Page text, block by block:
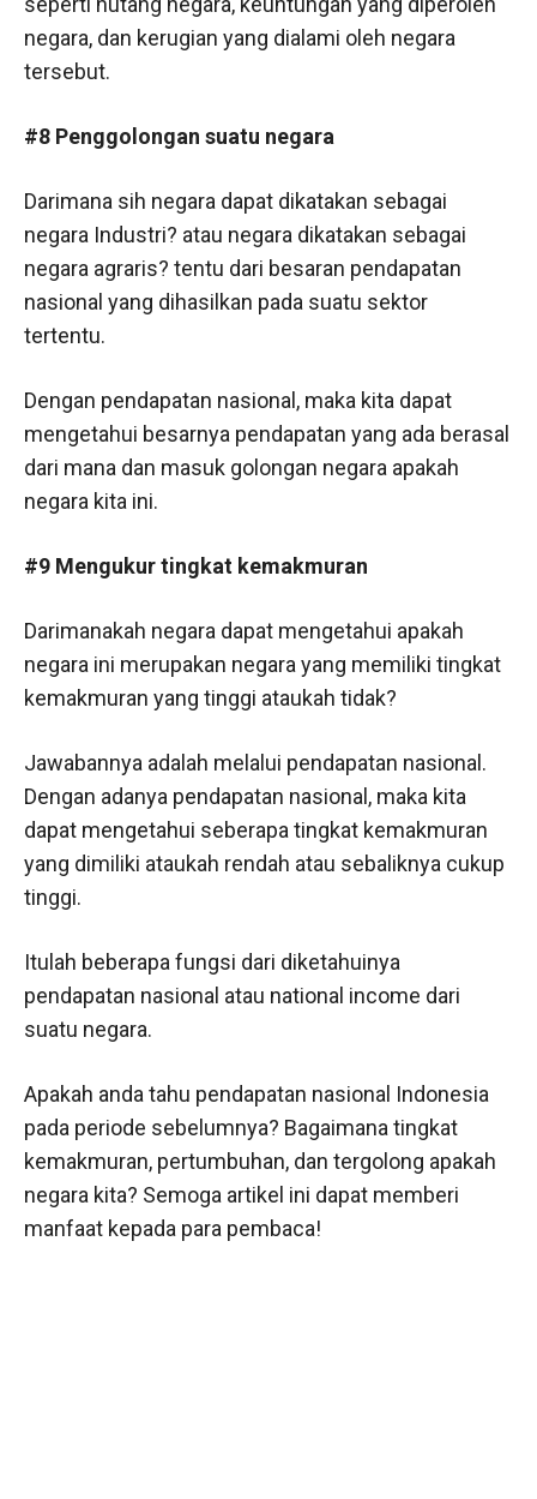
negara, dan kerugian yang dialami oleh negara
tersebut.
#8 Penggolongan suatu negara
Darimana sih negara dapat dikatakan sebagai
negara Industri? atau negara dikatakan sebagai
negara agraris? tentu dari besaran pendapatan
nasional yang dihasilkan pada suatu sektor
tertentu.
Dengan pendapatan nasional, maka kita dapat
mengetahui besarnya pendapatan yang ada berasal
dari mana dan masuk golongan negara apakah
negara kita ini.
#9 Mengukur tingkat kemakmuran
Darimanakah negara dapat mengetahui apakah
negara ini merupakan negara yang memiliki tingkat
kemakmuran yang tinggi ataukah tidak?
Jawabannya adalah melalui pendapatan nasional.
Dengan adanya pendapatan nasional, maka kita
dapat mengetahui seberapa tingkat kemakmuran
yang dimiliki ataukah rendah atau sebaliknya cukup
tinggi.
Itulah beberapa fungsi dari diketahuinya
pendapatan nasional atau national income dari
suatu negara.
Apakah anda tahu pendapatan nasional Indonesia
pada periode sebelumnya? Bagaimana tingkat
kemakmuran, pertumbuhan, dan tergolong apakah
negara kita? Semoga artikel ini dapat memberi
manfaat kepada para pembaca!